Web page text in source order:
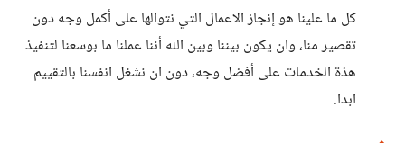
كل ما علينا هو إنجاز الاعمال التي نتوالها على أكمل وجه دون
تقصير منا، وان يكون بيننا وبين الله أننا عملنا ما بوسعنا لتنفيذ
هذة الخدمات على أفضل وجه، دون ان نشغل انفسنا بالتقييم
ابدا.